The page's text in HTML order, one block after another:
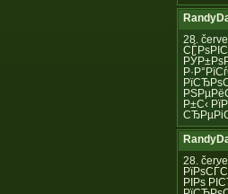
28.
Р±С‹
28.
РІРѕ